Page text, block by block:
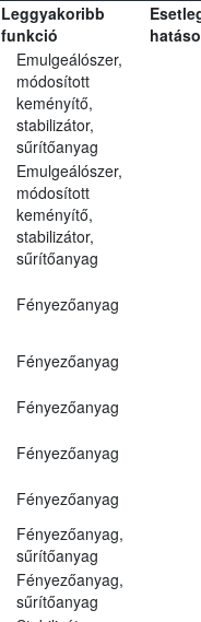
Leggyakoribb
funkció
Emulgeálószer,
módosított
keményítő,
stabilizátor,
sűrítőanyag
Emulgeálószer,
módosított
keményítő,
stabilizátor,
sűrítőanyag
Fényezőanyag
Fényezőanyag
Fényezőanyag
Fényezőanyag
Fényezőanyag
Fényezőanyag,
sűrítőanyag
Fényezőanyag,
sűrítőanyag